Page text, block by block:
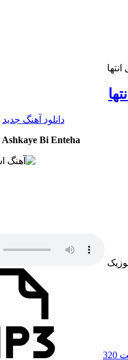
دانلود آهنگ جدید
Ashkaye Bi Enteha